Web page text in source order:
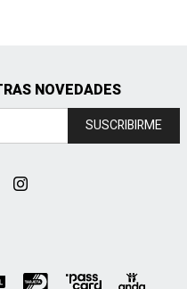
NOVEDADES
SUSCRIBIRME
